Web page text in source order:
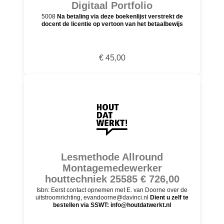
Digitaal Portfolio
5008 Na betaling via deze boekenlijst verstrekt de
docent de licentie op vertoon van het betaalbewijs
€ 45,00
Lesmethode Allround
Montagemedewerker
houttechniek 25585 € 726,00
Isbn: Eerst contact opnemen met E. van Doorne over de
uitstroomrichting, evandoorne@davinci.nl
Dient u zelf te
bestellen via SSWT: info@houtdatwerkt.nl